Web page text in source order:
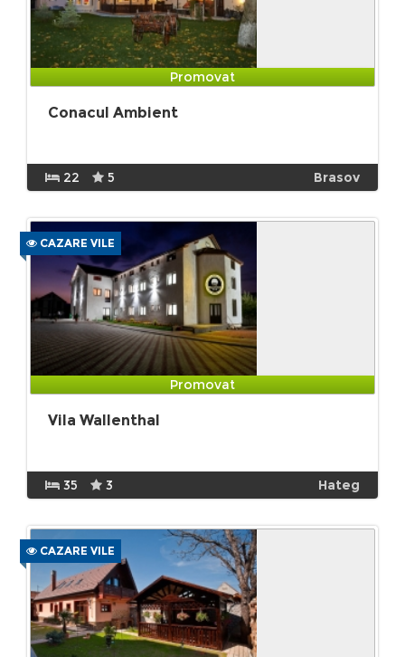
Promovat
Conacul Ambient
22 5 Brasov
CAZARE VILE
Promovat
Vila Wallenthal
35 3 Hateg
CAZARE VILE